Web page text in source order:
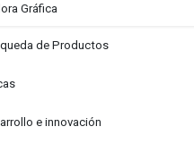
Gráfica
de Productos
e innovación